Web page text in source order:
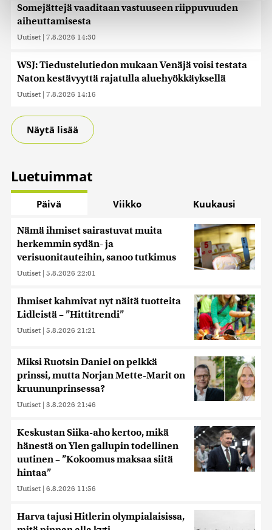
Käytämme evästeitä tarjoamamme sisällön ja mainosten
tukemiseen ja kävijämäärämme analysoimiseen. Lisäksi
alan kumppaneillemme tietoja siitä, miten käytät
sivustoamme. Kumppanimme voivat yhdistää näitä
tietoja muihin tietoihin, joita olet antanut heille tai joita on
saatetaan myös siirtää ulkomaille.
Somejättejä vaaditaan vastuuseen riippuvuuden
aiheuttamisesta
Uutiset | 7.8.2026 14:30
WSJ: Tiedustelutiedon mukaan Venäjä voisi testata
Naton kestävyyttä rajatulla aluehyökkäyksellä
Uutiset | 7.8.2026 14:16
Näytä lisää
Luetuimmat
Päivä Viikko Kuukausi
Nämä ihmiset sairastuvat muita
herkemmin sydän- ja
verisuonitauteihin, sanoo tutkimus
Uutiset | 5.8.2026 22:01
Ihmiset kahmivat nyt näitä tuotteita
Lidleistä – ”Hittitrendi”
Uutiset | 5.8.2026 21:21
Miksi Ruotsin Daniel on pelkkä
prinssi, mutta Norjan Mette-Marit on
kruununprinsessa?
Uutiset | 3.8.2026 21:46
Keskustan Siika-aho kertoo, mikä
hänestä on Ylen gallupin todellinen
uutinen – ”Kokoomus maksaa siitä
hintaa”
Uutiset | 6.8.2026 11:56
Harva tajusi Hitlerin olympialaisissa,